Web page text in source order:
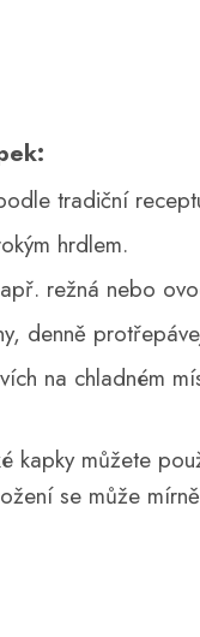
tradiční
hrdlem.
režná nebo
denně
na chladném
kapky můžete
se může